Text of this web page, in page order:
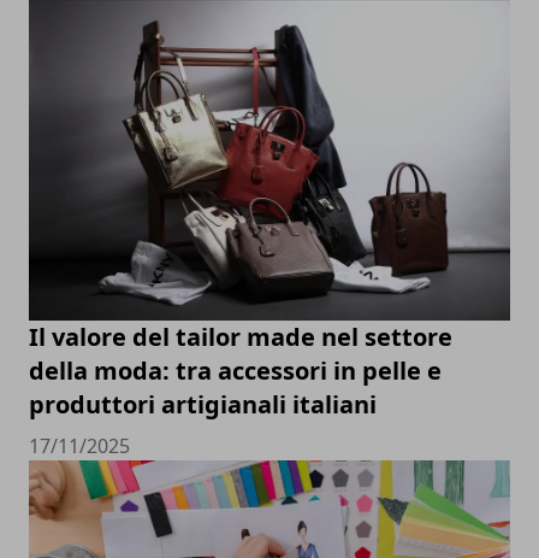
Il valore del tailor made nel settore
della moda: tra accessori in pelle e
produttori artigianali italiani
17/11/2025